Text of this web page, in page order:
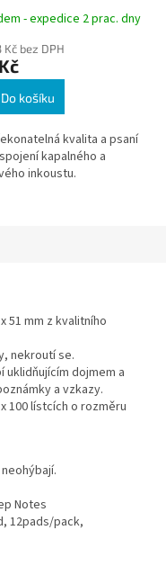
- expedice 2 prac. dny
Kč bez DPH
Do košíku
kvalita a psaní
kapalného a
inkoustu.
51 mm z kvalitního
nekroutí se.
dojmem a
a vzkazy.
100 lístcích o rozměru
Notes
12pads/pack,